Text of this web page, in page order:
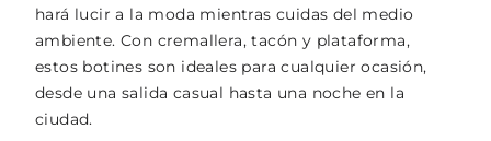
hará lucir a la moda mientras cuidas del medio
ambiente. Con cremallera, tacón y plataforma,
estos botines son ideales para cualquier ocasión,
desde una salida casual hasta una noche en la
ciudad.